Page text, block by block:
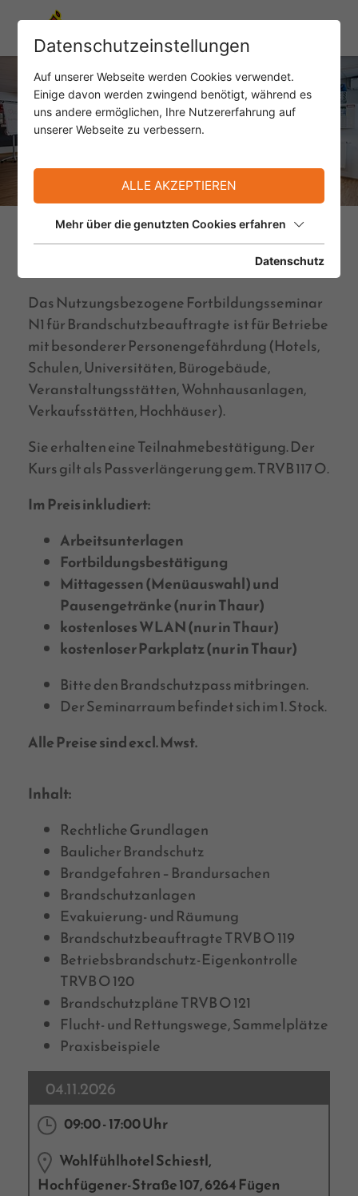
N1 - Betriebe mit besonderer
Das Nutzungsbezogene Fortbildungsseminar
N1 für Brandschutzbeauftragte ist für Betriebe
mit besonderer Personengefährdung (Hotels,
Schulen, Universitäten, Bürogebäude,
Veranstaltungsstätten, Wohnhausanlagen,
Verkaufsstätten, Hochhäuser).
Sie erhalten eine Teilnahmebestätigung. Der
Kurs gilt als Passverlängerung gem. TRVB 117 O.
Im Preis inkludiert:
Arbeitsunterlagen
Fortbildungsbestätigung
Mittagessen (Menüauswahl) und
Pausengetränke (nur in Thaur)
kostenloses WLAN (nur in Thaur)
kostenloser Parkplatz (nur in Thaur)
Bitte den Brandschutzpass mitbringen.
Der Seminarraum befindet sich im 1. Stock.
Alle Preise sind excl. Mwst.
Inhalt:
Rechtliche Grundlagen
Baulicher Brandschutz
Brandgefahren – Brandursachen
Brandschutzanlagen
Evakuierung- und Räumung
Brandschutzbeauftragte TRVB O 119
Betriebsbrandschutz-Eigenkontrolle
TRVB O 120
Brandschutzpläne TRVB O 121
Flucht- und Rettungswege, Sammelplätze
Praxisbeispiele
04.11.2026
09:00 - 17:00 Uhr
Wohlfühlhotel Schiestl,
Hochfügener-Straße 107, 6264 Fügen
Datenschutzeinstellungen
Auf unserer Webseite werden Cookies verwendet.
Einige davon werden zwingend benötigt, während es
uns andere ermöglichen, Ihre Nutzererfahrung auf
unserer Webseite zu verbessern.
ALLE AKZEPTIEREN
Mehr über die genutzten Cookies erfahren
Datenschutz